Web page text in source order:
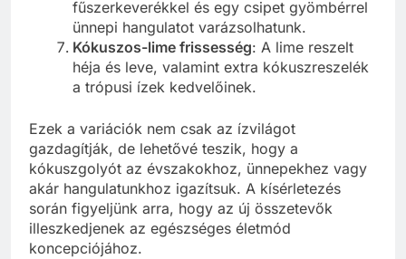
fűszerkeverékkel és egy csipet gyömbérrel
ünnepi hangulatot varázsolhatunk.
Kókuszos-lime frissesség: A lime reszelt
héja és leve, valamint extra kókuszreszelék
a trópusi ízek kedvelőinek.
Ezek a variációk nem csak az ízvilágot
gazdagítják, de lehetővé teszik, hogy a
kókuszgolyót az évszakokhoz, ünnepekhez vagy
akár hangulatunkhoz igazítsuk. A kísérletezés
során figyeljünk arra, hogy az új összetevők
illeszkedjenek az egészséges életmód
koncepciójához.